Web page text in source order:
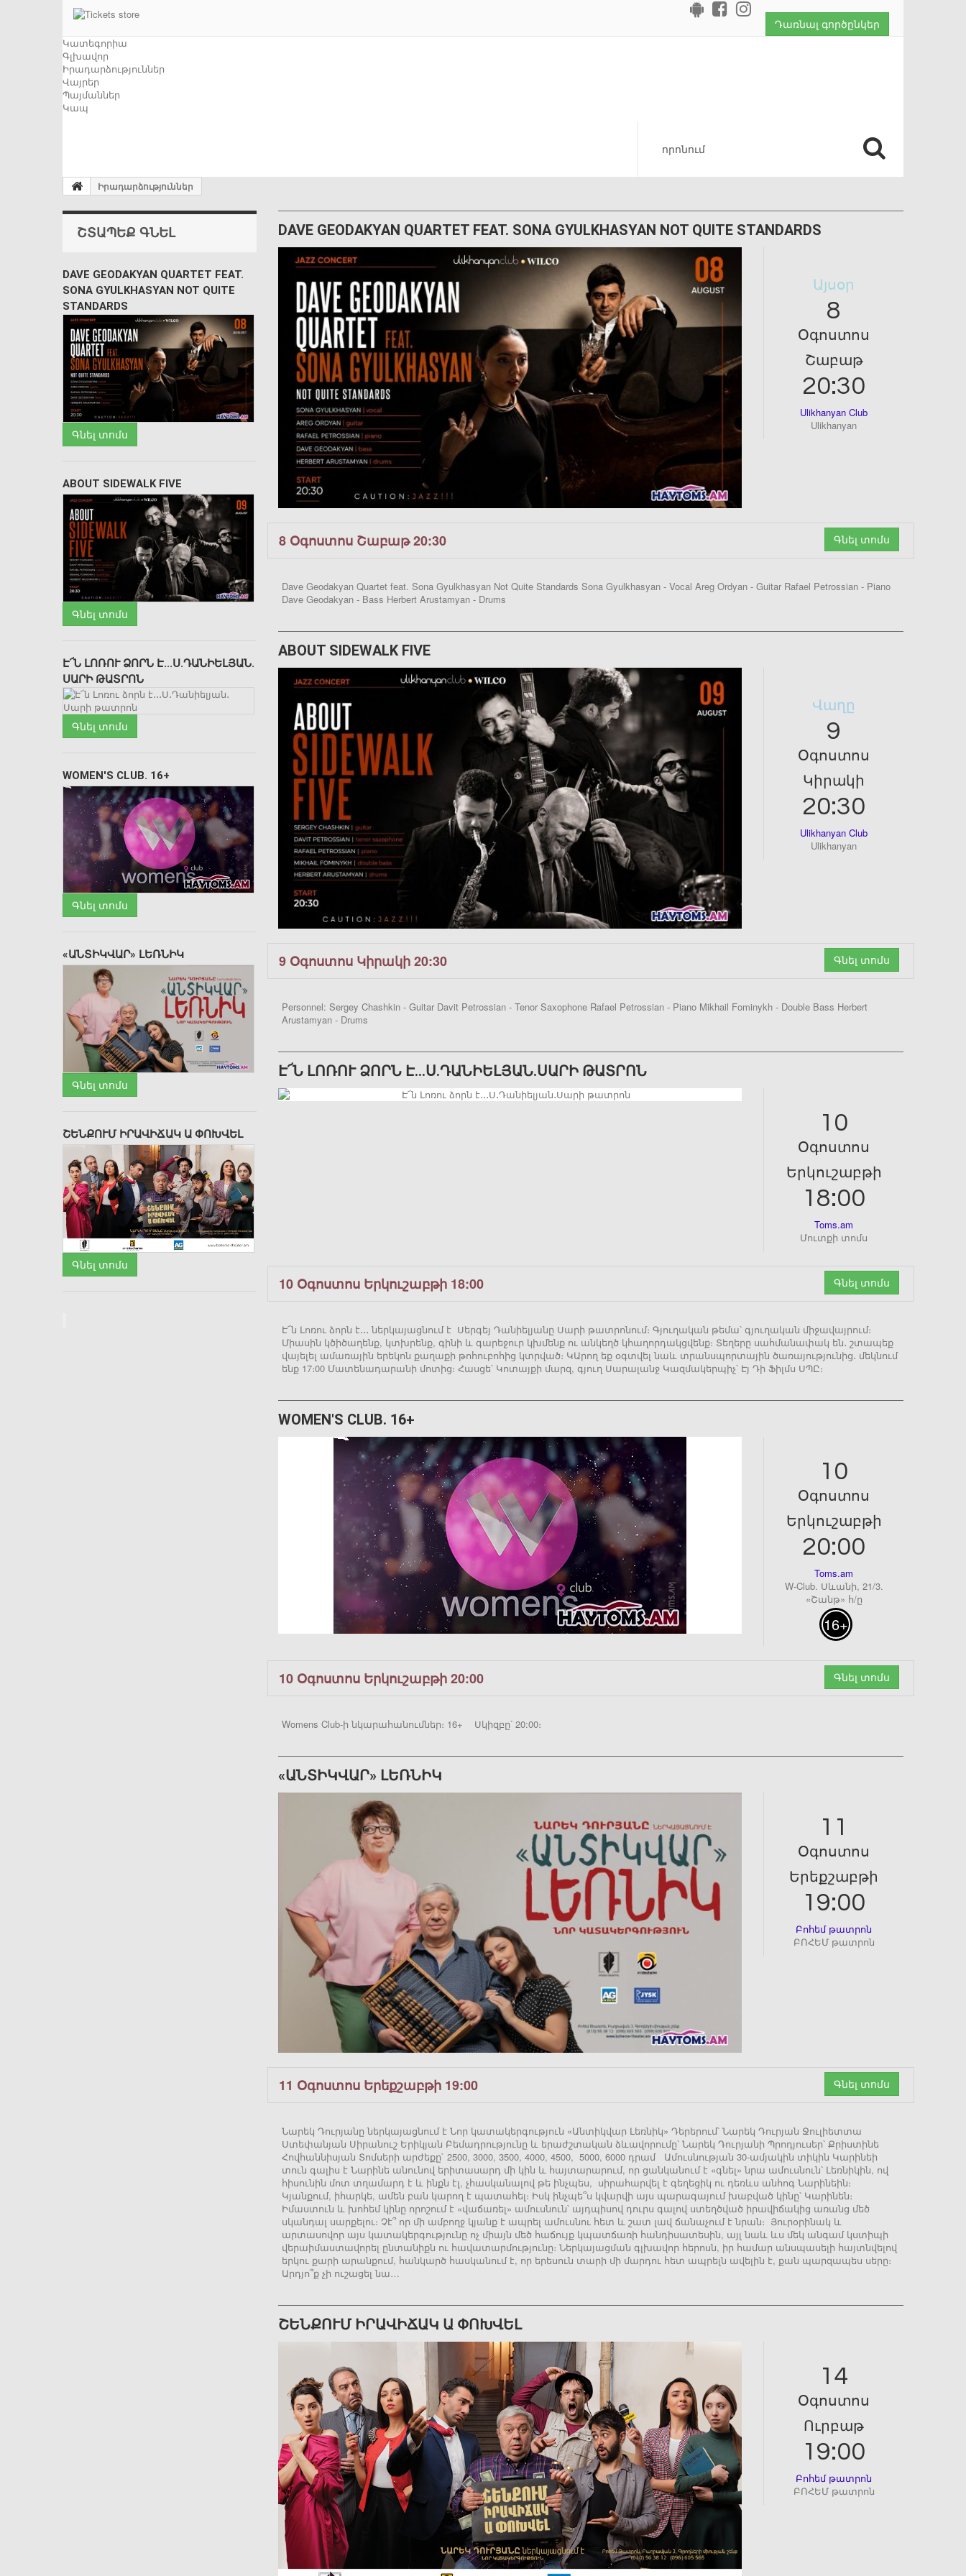
Դառնալ գործընկեր
Կատեգորիա
Գլխավոր
Իրադարձություններ
Վայրեր
Պայմաններ
Կապ
Իրադարձություններ
ՇՏԱՊԵՔ ԳՆԵԼ
DAVE GEODAKYAN QUARTET FEAT.
SONA GYULKHASYAN NOT QUITE
STANDARDS
Գնել տոմս
ABOUT SIDEWALK FIVE
Գնել տոմս
Է՜Ն ԼՈՌՈՒ ՁՈՐՆ Է․․․Ս․ԴԱՆԻԵԼՅԱՆ․
ՍԱՐԻ ԹԱՏՐՈՆ
Գնել տոմս
WOMEN'S CLUB. 16+
Գնել տոմս
«ԱՆՏԻԿՎԱՐ» ԼԵՌՆԻԿ
Գնել տոմս
ՇԵՆՔՈՒՄ ԻՐԱՎԻՃԱԿ Ա ՓՈԽՎԵԼ
Գնել տոմս
DAVE GEODAKYAN QUARTET FEAT. SONA GYULKHASYAN NOT QUITE STANDARDS
Այսօր
8
Օգոստոս
Շաբաթ
20:30
Ulikhanyan Club
Ulikhanyan
8 Օգոստոս Շաբաթ 20:30 Գնել տոմս
Dave Geodakyan Quartet feat. Sona Gyulkhasyan Not Quite Standards Sona Gyulkhasyan - Vocal Areg Ordyan - Guitar Rafael Petrossian - Piano
Dave Geodakyan - Bass Herbert Arustamyan - Drums
ABOUT SIDEWALK FIVE
Վաղը
9
Օգոստոս
Կիրակի
20:30
Ulikhanyan Club
Ulikhanyan
9 Օգոստոս Կիրակի 20:30 Գնել տոմս
Personnel: Sergey Chashkin - Guitar Davit Petrossian - Tenor Saxophone Rafael Petrossian - Piano Mikhail Fominykh - Double Bass Herbert
Arustamyan - Drums
Է՜Ն ԼՈՌՈՒ ՁՈՐՆ Է․․․Ս․ԴԱՆԻԵԼՅԱՆ․ՍԱՐԻ ԹԱՏՐՈՆ
10
Օգոստոս
Երկուշաբթի
18:00
Toms.am
Մուտքի տոմս
10 Օգոստոս Երկուշաբթի 18:00 Գնել տոմս
Է՜ն Լոռու ձորն է․․․ ներկայացնում է Սերգեյ Դանիելյանը Սարի թատրոնում։ Գյուղական թեմա՝ գյուղական միջավայրում։
Միասին կծիծաղենք, կտխրենք, գինի և գարեջուր կխմենք ու անկեղծ կհաղորդակցվենք։ Տեղերը սահմանափակ են․ շտապեք
վայելել ամառային երեկոն քաղաքի թոհուբոհից կտրված։ ԿԱրող եք օգտվել նաև տրանսպորտային ծառայությունից․ մեկնում
ենք 17։00 Մատենադարանի մոտից։ Հասցե՝ Կոտայքի մարզ, գյուղ Սարալանջ Կազմակերպիչ՝ Էյ Դի Ֆիլմս ՍՊԸ։
WOMEN'S CLUB. 16+
10
Օգոստոս
Երկուշաբթի
20:00
Toms.am
W-Club. Սևանի, 21/3.
«Շանթ» հ/ը
16+
10 Օգոստոս Երկուշաբթի 20:00 Գնել տոմս
Womens Club-ի նկարահանումներ։ 16+ Սկիզբը՝ 20:00։
«ԱՆՏԻԿՎԱՐ» ԼԵՌՆԻԿ
11
Օգոստոս
Երեքշաբթի
19:00
Բոհեմ թատրոն
ԲՈՀԵՄ թատրոն
11 Օգոստոս Երեքշաբթի 19:00 Գնել տոմս
Նարեկ Դուրյանը ներկայացնում է Նոր կատակերգություն «Անտիկվար Լեռնիկ» Դերերում՝ Նարեկ Դուրյան Ջուլիետտա
Ստեփանյան Սիրանուշ Երիկյան Բեմադրությունը և երաժշտական ձևավորումը՝ Նարեկ Դուրյանի Պրոդյուսեր՝ Քրիստինե
Հովհաննիսյան Տոմսերի արժեքը` 2500, 3000, 3500, 4000, 4500, 5000, 6000 դրամ Ամուսնության 30-ամյակին տիկին Կարինեի
տուն գալիս է Նարինե անունով երիտասարդ մի կին և հայտարարում, որ ցանկանում է «գնել» նրա ամուսնուն՝ Լեռնիկին, ով
հիսունին մոտ տղամարդ է և ինքն էլ, չհասկանալով թե ինչպես, սիրահարվել է գեղեցիկ ու դեռևս անհոգ Նարինեին։
Կյանքում, իհարկե, ամեն բան կարող է պատահել։ Իսկ ինչպե՞ս կվարվի այս պարագայում խաբված կինը՝ Կարինեն։
Իմաստուն և խոհեմ կինը որոշում է «վաճառել» ամուսնուն՝ այդպիսով դուրս գալով ստեղծված իրավիճակից առանց մեծ
սկանդալ սարքելու։ Չէ՞ որ մի ամբողջ կյանք է ապրել ամուսնու հետ և շատ լավ ճանաչում է նրան։ Յուրօրինակ և
արտասովոր այս կատակերգությունը ոչ միայն մեծ հաճույք կպատճառի հանդիսատեսին, այլ նաև ևս մեկ անգամ կստիպի
վերաիմաստավորել ընտանիքն ու հավատարմությունը։ Ներկայացման գլխավոր հերոսն, իր համար անսպասելի հայտնվելով
երկու քարի արանքում, հանկարծ հասկանում է, որ երեսուն տարի մի մարդու հետ ապրելն ավելին է, քան պարզապես սերը։
Արդյո՞ք չի ուշացել նա…
ՇԵՆՔՈՒՄ ԻՐԱՎԻՃԱԿ Ա ՓՈԽՎԵԼ
14
Օգոստոս
Ուրբաթ
19:00
Բոհեմ թատրոն
ԲՈՀԵՄ թատրոն